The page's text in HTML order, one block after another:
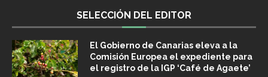
SELECCIÓN DEL EDITOR
El Gobierno de Canarias eleva a la
Comisión Europea el expediente para
el registro de la IGP ‘Café de Agaete’